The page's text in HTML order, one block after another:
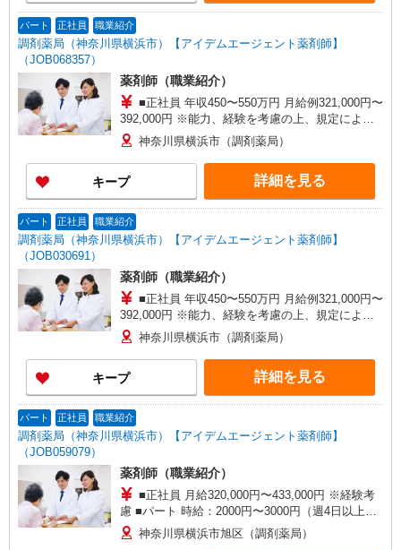
パート 正社員 職業紹介
調剤薬局（神奈川県横浜市）【アイデムエージェント薬剤師】
（JOB068357）
薬剤師（職業紹介）
■正社員 年収450〜550万円 月給例321,000円〜
392,000円 ※能力、経験を考慮の上、規定により
決定します。 ※若手歓迎、34歳迄の調剤経験者 ■
パート 時給2000円以上、週30時間以上・土曜も
出来る方 ※若手歓迎、39歳迄の調剤経験者
神奈川県横浜市（調剤薬局）
キープ 詳細を見る
パート 正社員 職業紹介
調剤薬局（神奈川県横浜市）【アイデムエージェント薬剤師】
（JOB030691）
薬剤師（職業紹介）
■正社員 年収450〜550万円 月給例321,000円〜
392,000円 ※能力、経験を考慮の上、規定により
決定します。 ※若手歓迎、34歳迄の調剤経験者 ■
パート 時給2000円以上、週30時間以上・土曜も
出来る方 ※若手歓迎、39歳迄の調剤経験者
神奈川県横浜市（調剤薬局）
キープ 詳細を見る
パート 正社員 職業紹介
調剤薬局（神奈川県横浜市）【アイデムエージェント薬剤師】
（JOB059079）
薬剤師（職業紹介）
■正社員 月給320,000円〜433,000円 ※経験考
慮 ■パート 時給：2000円〜3000円（週4日以上出
来る方）
神奈川県横浜市旭区（調剤薬局）